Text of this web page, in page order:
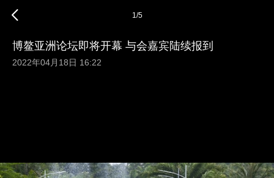
1/5
博鳌亚洲论坛即将开幕 与会嘉宾陆续报到
2022年04月18日 16:22